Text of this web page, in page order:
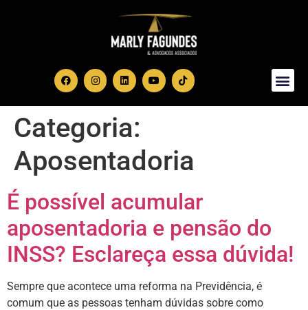
Categoria:
Aposentadoria
É possível acumular
aposentadoria e pensão do
INSS? Esclareça essa dúvida!
Sempre que acontece uma reforma na Previdência, é
comum que as pessoas tenham dúvidas sobre como